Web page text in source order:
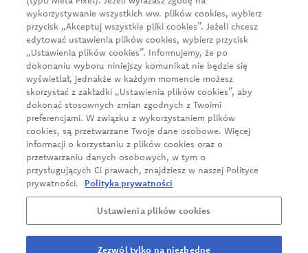
News
About us
Our products
Business client
Sustainable growth
Career
Contact
Privacy Policy
Report a violation
wykorzystywanie wszystkich ww. plików cookies, wybierz
przycisk „Akceptuj wszystkie pliki cookies”. Jeżeli chcesz
edytować ustawienia plików cookies, wybierz przycisk
„Ustawienia plików cookies”. Informujemy, że po
dokonaniu wyboru niniejszy komunikat nie będzie się
wyświetlał, jednakże w każdym momencie możesz
skorzystać z zakładki „Ustawienia plików cookies”, aby
dokonać stosownych zmian zgodnych z Twoimi
preferencjami. W związku z wykorzystaniem plików
cookies, są przetwarzane Twoje dane osobowe. Więcej
informacji o korzystaniu z plików cookies oraz o
przetwarzaniu danych osobowych, w tym o
przysługujących Ci prawach, znajdziesz w naszej Polityce
prywatności.
Polityka prywatności
Ustawienia plików cookies
Zezwól tylko na niezbędne